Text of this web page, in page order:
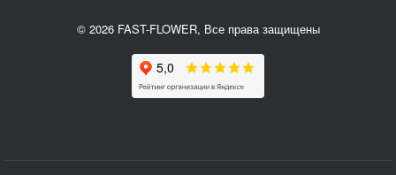
© 2026 FAST-FLOWER, Все права защищены